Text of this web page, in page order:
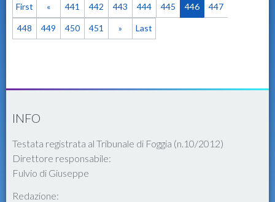
First « 441 442 443 444 445 446 447
448 449 450 451 » Last
INFO
Testata registrata al Tribunale di Foggia (n.10/2012)
Direttore responsabile:
Fulvio di Giuseppe
Redazione: